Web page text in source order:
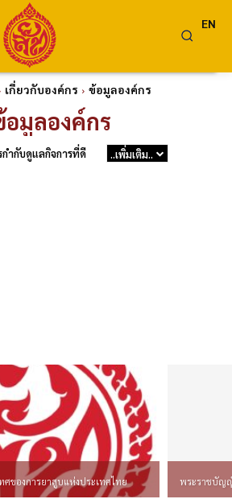
EN
เกี่ยวกับองค์กร ข้อมูลองค์กร
อมูลองค์กร
กำกับดูแลกิจการที่ดี ..เพิ่มเติม..
ศของการยาสูบแห่งประเทศไทย พระราชบัญ